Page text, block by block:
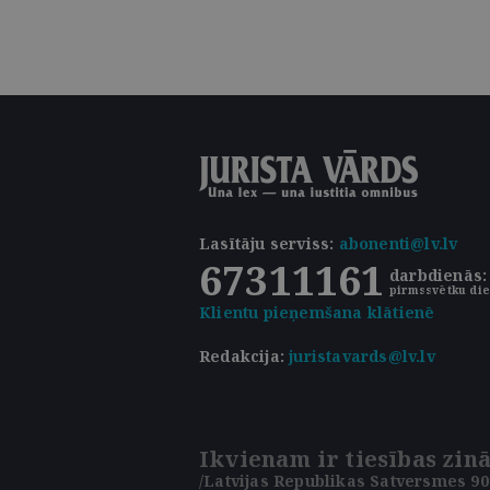
Lasītāju serviss: abonenti@lv.lv
67311161 darbdienās:
pirmssvētku
Klientu pieņemšana klātienē
Redakcija:juristavards@lv.lv
Ikvienam ir tiesības
/Latvijas Republikas Satversmes